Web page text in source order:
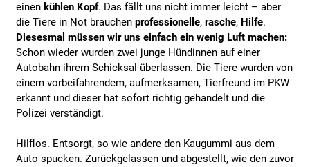
einen kühlen Kopf. Das fällt uns nicht immer leicht – aber
die Tiere in Not brauchen professionelle, rasche, Hilfe.
Diesesmal müssen wir uns einfach ein wenig Luft machen:
Schon wieder wurden zwei junge Hündinnen auf einer
Autobahn ihrem Schicksal überlassen. Die Tiere wurden von
einem vorbeifahrendem, aufmerksamen, Tierfreund im PKW
erkannt und dieser hat sofort richtig gehandelt und die
Polizei verständigt.
Hilflos. Entsorgt, so wie andere den Kaugummi aus dem
Auto spucken. Zurückgelassen und abgestellt, wie den zuvor